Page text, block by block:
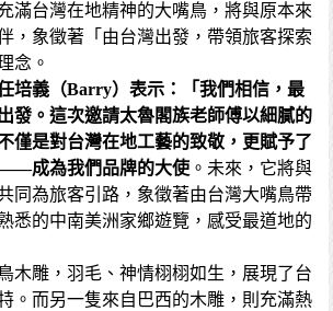
滿台灣在地精神的大嘴鳥，將與原本來
，象徵著「由台灣出發，帶領旅客探索
念。
培義（Barry）表示：「我們相信，最
發。這次邀請太魯閣族老師傅以細膩的
僅是對台灣在地工藝的致敬，更賦予了
成為我們品牌的大使 。未來，它將與
同為旅客引路，象徵著由台灣大嘴鳥帶
悉的中南美洲家鄉遊覽，感受最道地的
木雕，羽毛、神情栩栩如生，展現了台
。而另一隻來自巴西的木雕，則充滿熱